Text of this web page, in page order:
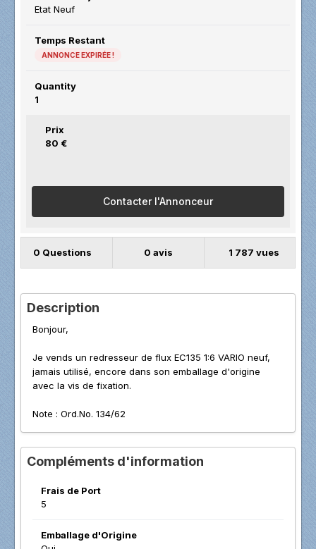
Etat Neuf
Temps Restant
ANNONCE EXPIRÉE !
Quantity
1
Prix
80 €
Contacter l'Annonceur
0 Questions 0 avis 1 787 vues
Description
Bonjour,
Je vends un redresseur de flux EC135 1:6 VARIO neuf,
jamais utilisé, encore dans son emballage d'origine
avec la vis de fixation.
Note : Ord.No. 134/62
Compléments d'information
Frais de Port
5
Emballage d'Origine